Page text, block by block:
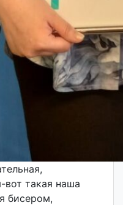
вот такая наша
бисером,